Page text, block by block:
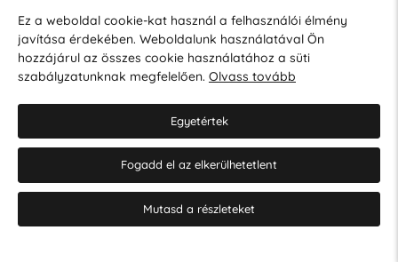
Könnyű karbantartás: A legtöbb kézi
adagolót úgy tervezték, hogy könnyen
utántölthető és tisztítható legyen,
megkönnyítve a mindennapi használatot.
Papírtörlő adagolók
A Faneco praktikus és higiénikus papírtörlő-
Ez a weboldal cookie-kat használ a felhasználói élmény
javítása érdekében. Weboldalunk használatával Ön
hozzájárul az összes cookie használatához a süti
szabályzatunknak megfelelően. Olvass tovább
Egyetértek
Fogadd el az elkerülhetetlent
Mutasd a részleteket